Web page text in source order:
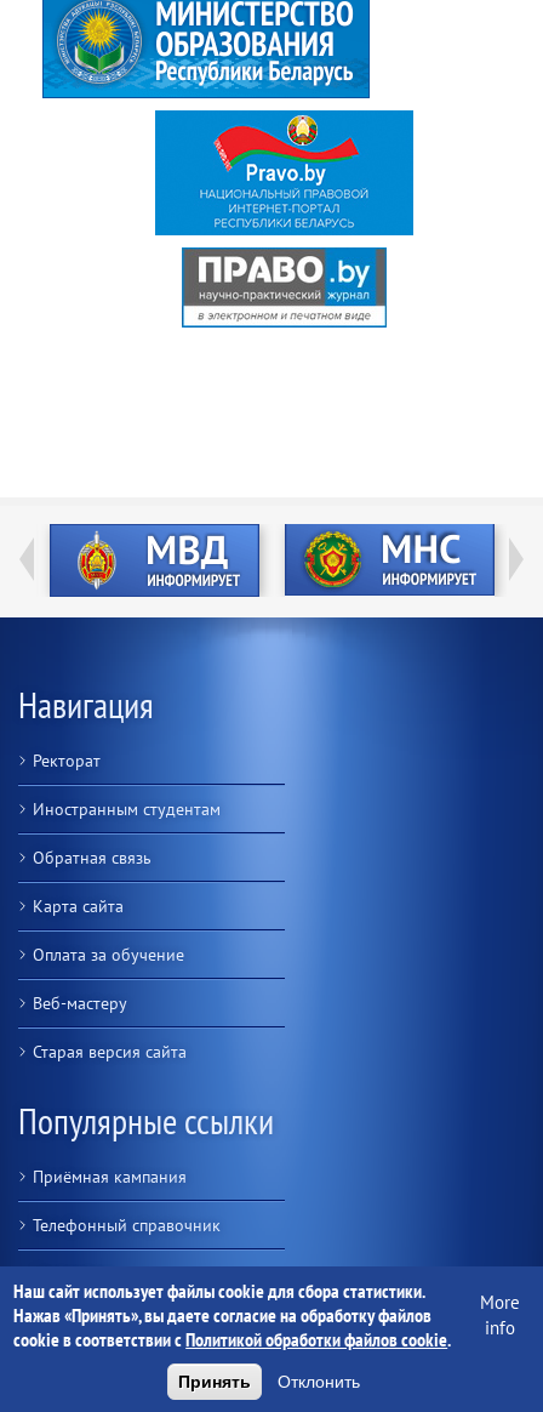
Навигация
Ректорат
Иностранным студентам
Обратная связь
Карта сайта
Оплата за обучение
Веб-мастеру
Старая версия сайта
Популярные ссылки
Приёмная кампания
Телефонный справочник
Об университете
Персональные страницы
Наш сайт использует файлы cookie для сбора статистики.
Нажав «Принять», вы даете согласие на обработку файлов
cookie в соответствии сПолитикой обработки файлов cookie.
More
info
Принять Отклонить